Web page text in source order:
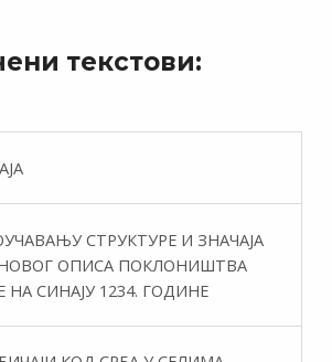
текстови:
СТРУКТУРЕ И ЗНАЧАЈА
ОПИСА ПОКЛОНИШТВА
НА СИНАЈУ 1234. ГОДИНЕ